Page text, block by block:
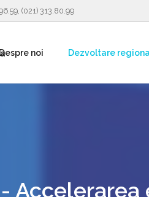
(021) 313.80.99
noi Dezvoltare